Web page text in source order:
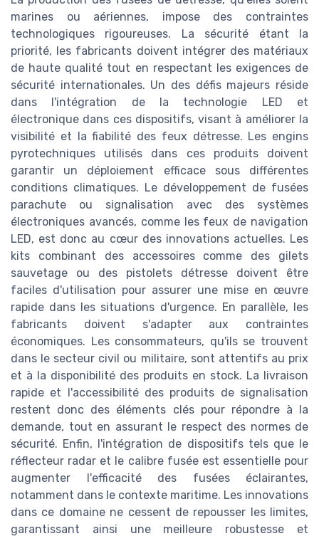
marines ou aériennes, impose des contraintes
technologiques rigoureuses. La sécurité étant la
priorité, les fabricants doivent intégrer des matériaux
de haute qualité tout en respectant les exigences de
sécurité internationales. Un des défis majeurs réside
dans l'intégration de la technologie LED et
électronique dans ces dispositifs, visant à améliorer la
visibilité et la fiabilité des feux détresse. Les engins
pyrotechniques utilisés dans ces produits doivent
garantir un déploiement efficace sous différentes
conditions climatiques. Le développement de fusées
parachute ou signalisation avec des systèmes
électroniques avancés, comme les feux de navigation
LED, est donc au cœur des innovations actuelles. Les
kits combinant des accessoires comme des gilets
sauvetage ou des pistolets détresse doivent être
faciles d'utilisation pour assurer une mise en œuvre
rapide dans les situations d'urgence. En parallèle, les
fabricants doivent s'adapter aux contraintes
économiques. Les consommateurs, qu'ils se trouvent
dans le secteur civil ou militaire, sont attentifs au prix
et à la disponibilité des produits en stock. La livraison
rapide et l'accessibilité des produits de signalisation
restent donc des éléments clés pour répondre à la
demande, tout en assurant le respect des normes de
sécurité. Enfin, l'intégration de dispositifs tels que le
réflecteur radar et le calibre fusée est essentielle pour
augmenter l'efficacité des fusées éclairantes,
notamment dans le contexte maritime. Les innovations
dans ce domaine ne cessent de repousser les limites,
garantissant ainsi une meilleure robustesse et